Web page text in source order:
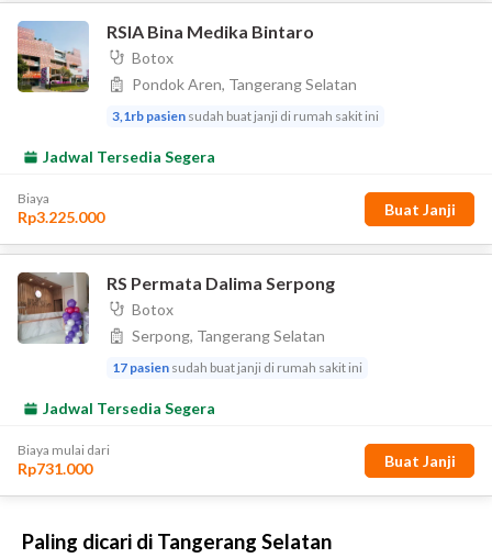
Paling dicari di Tangerang Selatan